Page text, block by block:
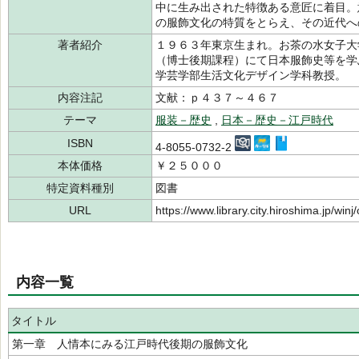
中に生み出された特徴ある意匠に着目
の服飾文化の特質をとらえ、その近代
著者紹介
１９６３年東京生まれ。お茶の水女子
（博士後期課程）にて日本服飾史等を
学芸学部生活文化デザイン学科教授。
内容注記
文献：ｐ４３７～４６７
テーマ
服装－歴史
日本－歴史－江戸時代
ISBN
4-8055-0732-2
本体価格
￥２５０００
特定資料種別
図書
URL
https://www.library.city.hiroshima.jp/
内容一覧
タイトル
第一章 人情本にみる江戸時代後期の服飾文化